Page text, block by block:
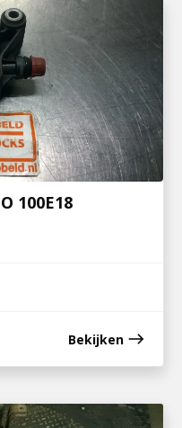
100E18
Bekijken east